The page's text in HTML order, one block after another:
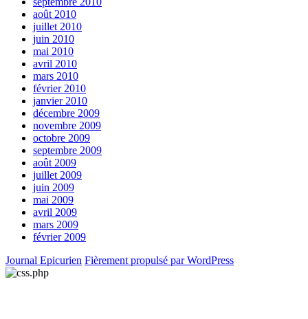
août 2010
juillet 2010
juin 2010
mai 2010
avril 2010
mars 2010
février 2010
janvier 2010
décembre 2009
novembre 2009
octobre 2009
septembre 2009
août 2009
juillet 2009
juin 2009
mai 2009
avril 2009
mars 2009
février 2009
Journal Epicurien Fièrement propulsé par WordPress